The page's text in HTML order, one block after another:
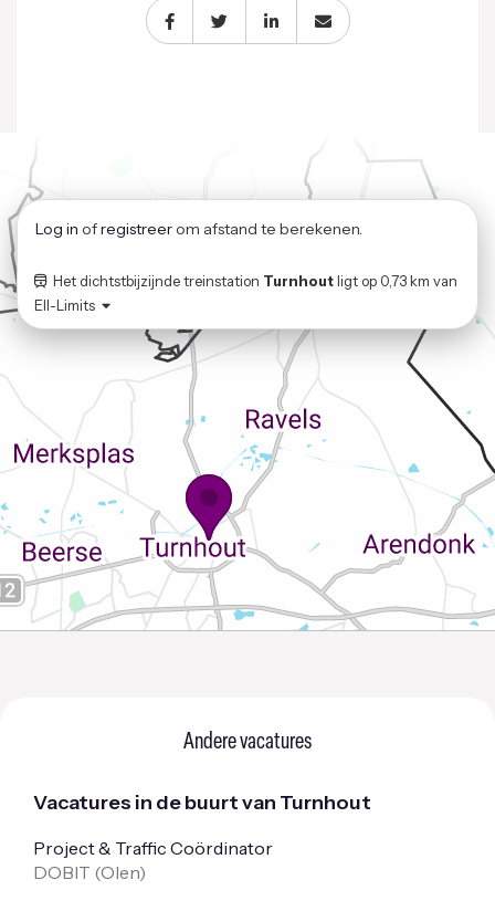
Log in ofregistreerom afstand te berekenen.
Het dichtstbijzijnde treinstation Turnhoutligt op 0,73 km van
Ell-Limits
Andere vacatures
Vacatures in de buurt van Turnhout
Project & Traffic Coördinator
DOBIT (Olen)